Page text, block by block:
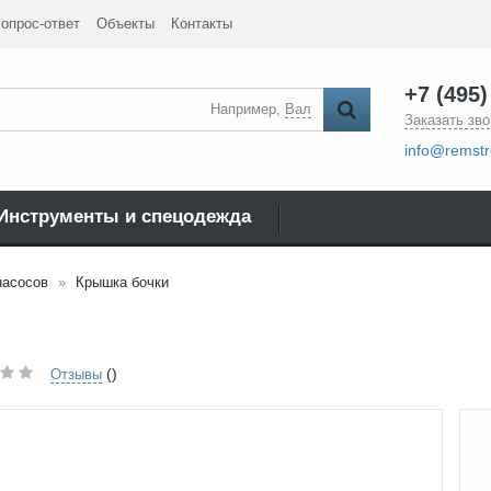
ответ Объекты Контакты
Например, Вал
+7
Заказать
и спецодежда
Крышка бочки
Отзывы ()